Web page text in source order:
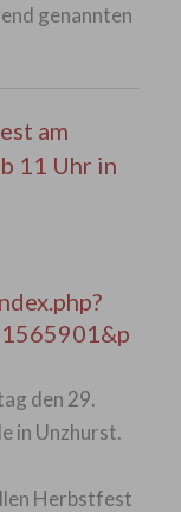
genannten
am
11 Uhr in
den 29.
in Unzhurst.
Herbstfest